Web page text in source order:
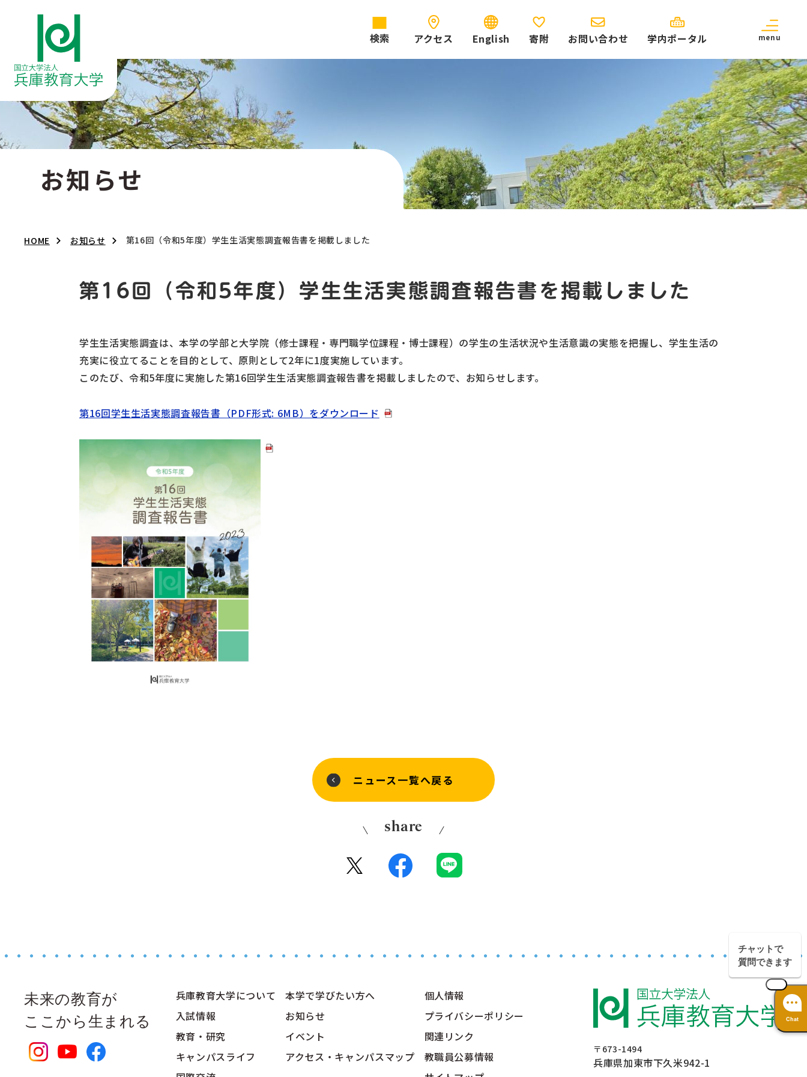
検索 アクセス English 寄附 お問い合わせ 学内ポータル menu
お知らせ
HOME お知らせ 第16回（令和5年度）学生生活実態調査報告書を掲載しました
第16回（令和5年度）学生生活実態調査報告書を掲載しました
学生生活実態調査は、本学の学部と大学院（修士課程・専門職学位課程・博士課程）の学生の生活状況や生活意識の実態を把握し、学生生活の
充実に役立てることを目的として、原則として2年に1度実施しています。
このたび、令和5年度に実施した第16回学生生活実態調査報告書を掲載しましたので、お知らせします。
第16回学生生活実態調査報告書（PDF形式: 6MB）をダウンロード
ニュース一覧へ戻る
share
未来の教育が
ここから生まれる
兵庫教育大学について
入試情報
教育・研究
キャンパスライフ
本学で学びたい方へ
お知らせ
イベント
アクセス・キャンパスマップ
個人情報
プライバシーポリシー
関連リンク
教職員公募情報
〒673-1494
兵庫県加東市下久米942-1
チャットで
質問できます
Chat